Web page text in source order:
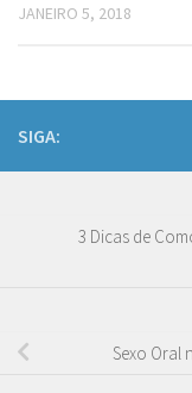
JANEIRO 5, 2018
SIGA:
3 Dicas de
Sexo Oral